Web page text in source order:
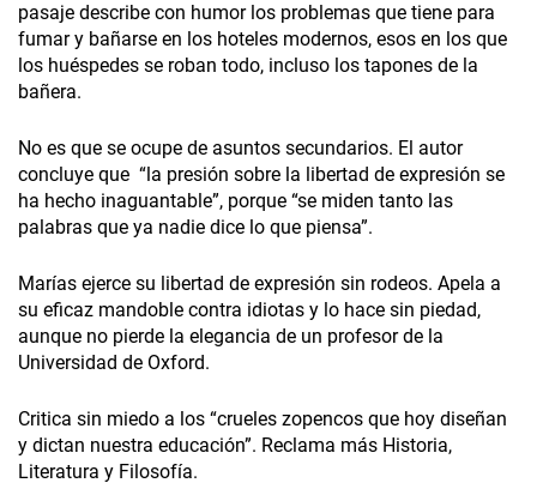
pasaje describe con humor los problemas que tiene para
fumar y bañarse en los hoteles modernos, esos en los que
los huéspedes se roban todo, incluso los tapones de la
bañera.
No es que se ocupe de asuntos secundarios. El autor
concluye que “la presión sobre la libertad de expresión se
ha hecho inaguantable”, porque “se miden tanto las
palabras que ya nadie dice lo que piensa”.
Marías ejerce su libertad de expresión sin rodeos. Apela a
su eficaz mandoble contra idiotas y lo hace sin piedad,
aunque no pierde la elegancia de un profesor de la
Universidad de Oxford.
Critica sin miedo a los “crueles zopencos que hoy diseñan
y dictan nuestra educación”. Reclama más Historia,
Literatura y Filosofía.